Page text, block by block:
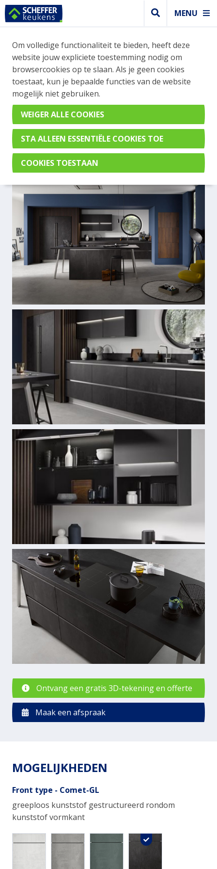
MENU
Greeploos keuken
GREEPLOZE KEUKEN IN HET
ZWART MET KOOKEILAND
EN APARTE HOGE KASTEN
INGEBOUWD
CometGL Geplamuurde Beton Zwart
Ontvang een gratis 3D-tekening en offerte
Maak een afspraak
MOGELIJKHEDEN
Front type - Comet-GL
greeploos kunststof gestructureerd rondom
kunststof vormkant
Om volledige functionaliteit te bieden, heeft deze
website jouw expliciete toestemming nodig om
browsercookies op te slaan. Als je geen cookies
toestaat, kun je bepaalde functies van de website
mogelijk niet gebruiken.